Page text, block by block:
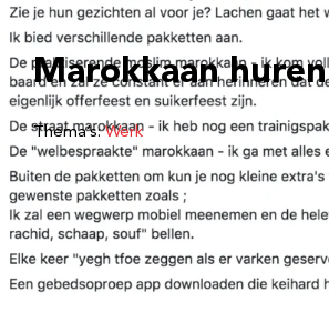
Marokkaan huren
Thema’s:Werk